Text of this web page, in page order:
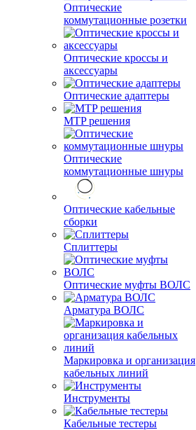
Оптические
коммутационные розетки
Оптические кроссы и
аксессуары
Оптические адаптеры
MTP решения
Оптические
коммутационные шнуры
Оптические кабельные
сборки
Сплиттеры
Оптические муфты ВОЛС
Арматура ВОЛС
Маркировка и организация
кабельных линий
Инструменты
Кабельные тестеры